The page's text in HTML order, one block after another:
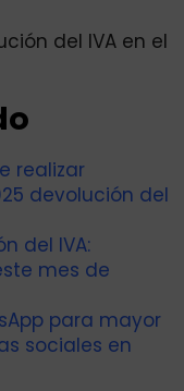
del IVA en el
realizar
devolución del
del IVA:
mes de
para mayor
sociales en